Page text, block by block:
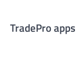
TradePro apps